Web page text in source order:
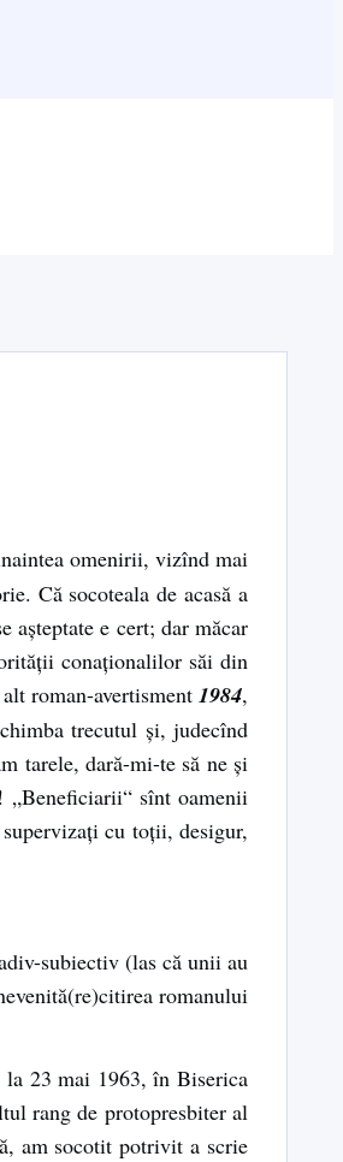
omenirii, vizînd mai
Că socoteala de acasă a
așteptate e cert; dar măcar
conaționalilor săi din
roman-avertisment 1984,
trecutul și, judecînd
tarele, dară-mi-te să ne și
sînt oamenii
cu toții, desigur,
subiectiv (las că unii au
romanului
23 mai 1963, în Biserica
rang de protopresbiter al
am socotit potrivit a scrie